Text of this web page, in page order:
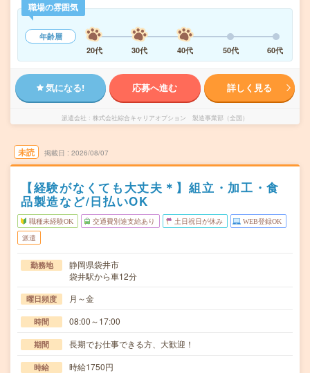
職場の雰囲気
年齢層
20代
30代 40代 50代 60代
気になる! 応募へ進む 詳しく見る
派遣会社 株式会社綜合キャリアオプション 製造事業部（全国）
未読 掲載日 2026/08/07
【経験がなくても大丈夫＊】組立・加工・食
品製造など/日払いOK
職種未経験OK 交通費別途支給あり 土日祝日が休み WEB登録OK
派遣
勤務地
静岡県袋井市
袋井駅から車12分
曜日頻度 月～金
時間 08:00～17:00
期間 長期でお仕事できる方、大歓迎！
時給 時給1750円